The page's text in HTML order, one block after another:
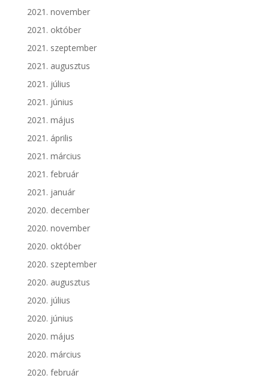
2021. november
2021. október
2021. szeptember
2021. augusztus
2021. július
2021. június
2021. május
2021. április
2021. március
2021. február
2021. január
2020. december
2020. november
2020. október
2020. szeptember
2020. augusztus
2020. július
2020. június
2020. május
2020. március
2020. február